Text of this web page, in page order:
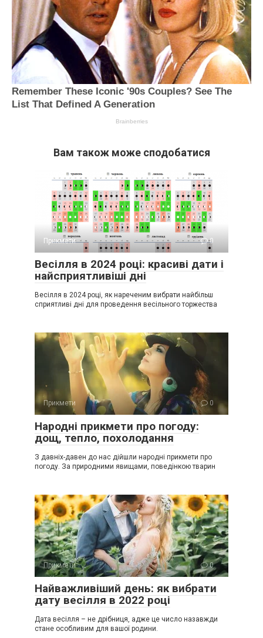
Вам також може сподобатися
Прикмети 0
Весілля в 2024 році: красиві дати і
найсприятливіші дні
Весілля в 2024 році, як нареченим вибрати найбільш
сприятливі дні для проведення весільного торжества
Прикмети 0
Народні прикмети про погоду:
дощ, тепло, похолодання
З давніх-давен до нас дійшли народні прикмети про
погоду. За природними явищами, поведінкою тварин
Прикмети 0
Найважливіший день: як вибрати
дату весілля в 2022 році
Дата весілля – не дрібниця, адже це число назавжди
стане особливим для вашої родини.